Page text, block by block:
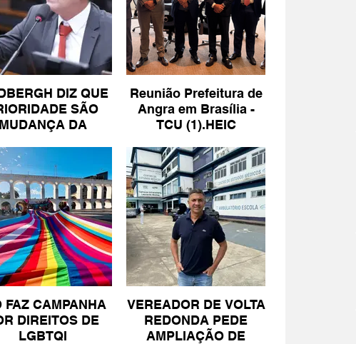
DIZ QUE
SÃO
DA
DE IR
Reunião Prefeitura de
Angra em Brasília -
TCU (1).HEIC
FAZ CAMPANHA
DIREITOS DE
LGBTQI
VEREADOR DE VOLTA
REDONDA PEDE
AMPLIAÇÃO DE